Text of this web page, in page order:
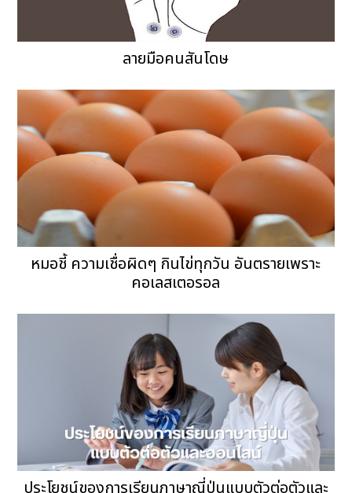
ลายมือคนสันโดษ
หมอชี้ ความเชื่อผิดๆ กินไข่ทุกวัน อันตรายเพราะ
คอเลสเตอรอล